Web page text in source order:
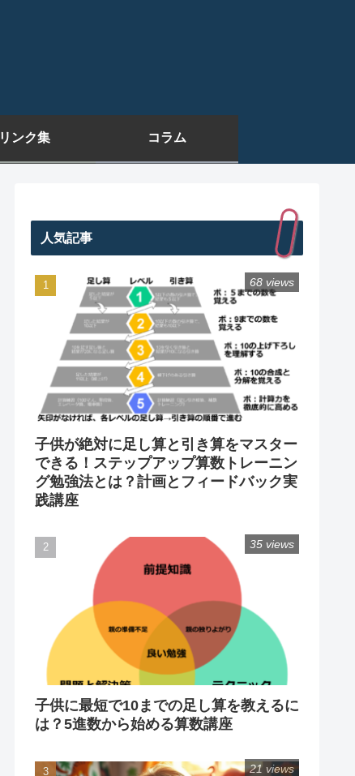
リンク集 コラム
人気記事
子供が絶対に足し算と引き算をマスター
できる！ステップアップ算数トレーニン
グ勉強法とは？計画とフィードバック実
践講座
68 views
子供に最短で10までの足し算を教えるに
は？5進数から始める算数講座
35 views
21 views